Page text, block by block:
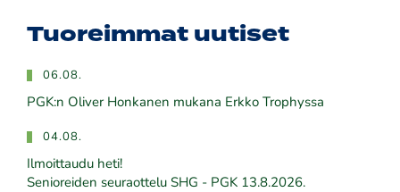
Tuoreimmat uutiset
06.08.
PGK:n Oliver Honkanen mukana Erkko Trophyssa
04.08.
Ilmoittaudu heti!
​​​​​​​Senioreiden seuraottelu SHG - PGK 13.8.2026.